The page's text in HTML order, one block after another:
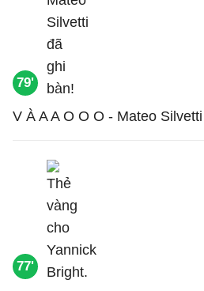
79'
V À A A O O O - Mateo
77'